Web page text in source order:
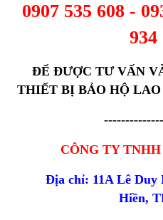
0907 535 608 -
934
ĐỂ ĐƯỢC TƯ VẤN
THIẾT BỊ BẢO HỘ
CÔNG TY
Địa chỉ: 11A Lê Duy
Hiền,